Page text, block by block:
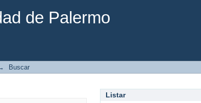
de Palermo
Buscar
Listar